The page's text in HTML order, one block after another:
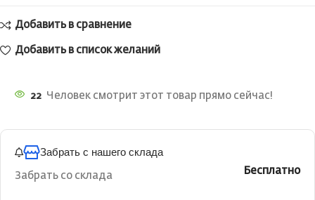
Добавить в сравнение
Добавить в список желаний
22 Человек смотрит этот товар прямо сейчас!
Забрать с нашего склада
Забрать со склада Бесплатно